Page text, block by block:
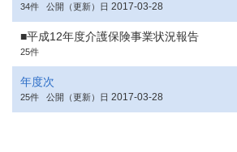
34件 公開（更新）日 2017-03-28
■平成12年度介護保険事業状況報告
25件
年度次
25件 公開（更新）日 2017-03-28